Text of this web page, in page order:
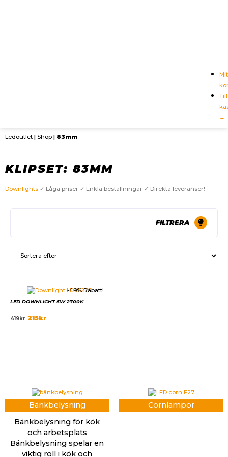
Till
→
Ledoutlet | Shop | 83mm
KLIPSET: 83MM
Downlights ✓ Låga priser ✓ Enkla beställningar ✓ Direkta leveranser!
FILTRERA
-49% Rabatt!
LED DOWNLIGHT 5W 2700K
419kr 215kr
Bänkbelysning
Bänkbelysning för kök
och arbetsplats
Bänkbelysning spelar en
viktig roll i kök och
Cornlampor